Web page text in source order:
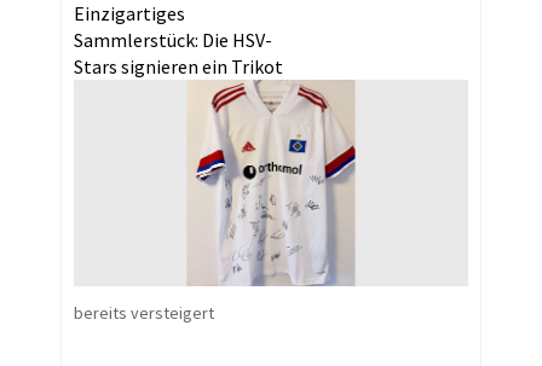
Einzigartiges
Sammlerstück: Die HSV-
Stars signieren ein Trikot
bereits versteigert